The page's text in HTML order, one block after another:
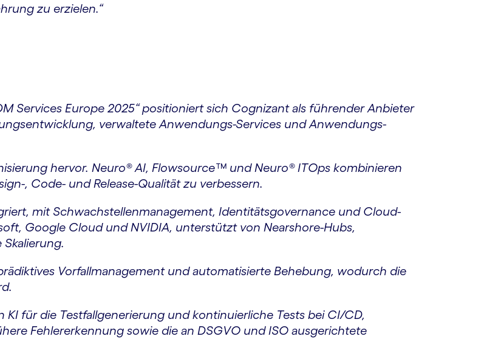
zu erzielen.“
Services Europe 2025“ positioniert sich Cognizant als führender Anbieter
verwaltete Anwendungs-Services und Anwendungs-
hervor. Neuro® AI, Flowsource™ und Neuro® ITOps kombinieren
, Code- und Release-Qualität zu verbessern.
mit Schwachstellenmanagement, Identitätsgovernance und Cloud-
Google Cloud und NVIDIA, unterstützt von Nearshore-Hubs,
Vorfallmanagement und automatisierte Behebung, wodurch die
für die Testfallgenerierung und kontinuierliche Tests bei CI/CD,
Fehlererkennung sowie die an DSGVO und ISO ausgerichtete